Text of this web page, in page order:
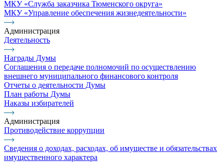
МКУ «Служба заказчика Тюменского округа»
МКУ «Управление обеспечения жизнедеятельности»
Администрация
Деятельность
Награды Думы
Соглашения о передаче полномочий по осуществлению
внешнего муниципального финансового контроля
Отчеты о деятельности Думы
План работы Думы
Наказы избирателей
Администрация
Противодействие коррупции
Сведения о доходах, расходах, об имуществе и обязательствах
имущественного характера